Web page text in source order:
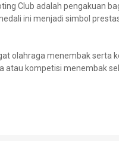
Club adalah pengakuan
ini menjadi simbol
olahraga menembak
atau kompetisi menembak